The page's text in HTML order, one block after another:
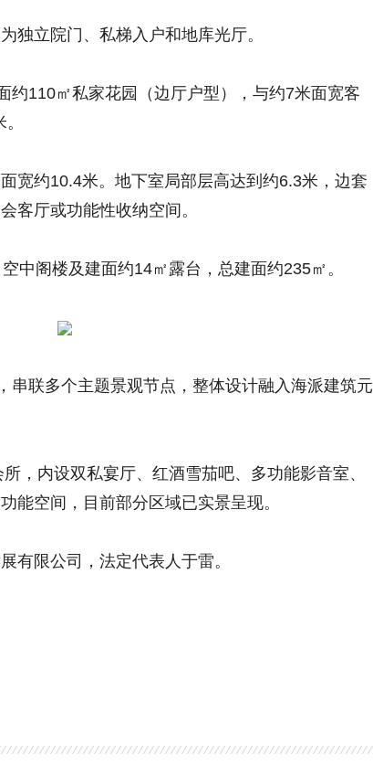
独立院门、私梯入户和地库光厅。
约110㎡私家花园（边厅户型），与约7米面宽客
宽约10.4米。地下室局部层高达到约6.3米，边套
客厅或功能性收纳空间。
中阁楼及建面约14㎡露台，总建面约235㎡。
串联多个主题景观节点，整体设计融入海派建筑元
，内设双私宴厅、红酒雪茄吧、多功能影音室、
能空间，目前部分区域已实景呈现。
有限公司，法定代表人于雷。